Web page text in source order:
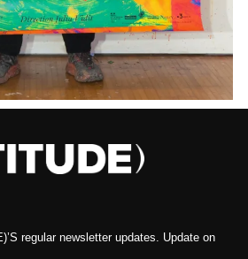
regular newsletter updates. Update on